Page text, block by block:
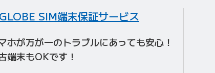
SIM端末保証サービス
ホが万が一のトラブルにあっても安心！
端末もOKです！